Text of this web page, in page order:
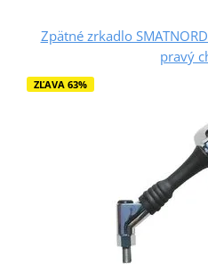
Zpätné zrkadlo
pravý
ZĽAVA 63%